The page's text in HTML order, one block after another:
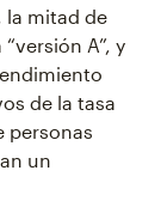
la mitad de
A”, y
de la tasa
personas
un